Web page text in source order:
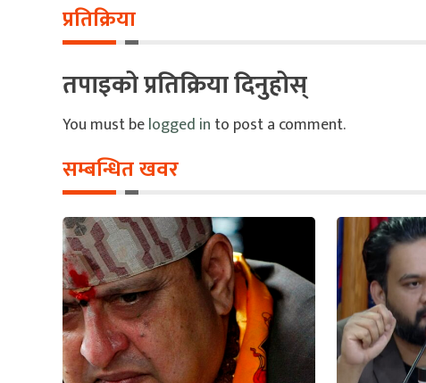
प्रतिक्रिया
तपाइको प्रतिक्रिया दिनुहोस्
You must belogged in to post a comment.
सम्बन्धित खवर